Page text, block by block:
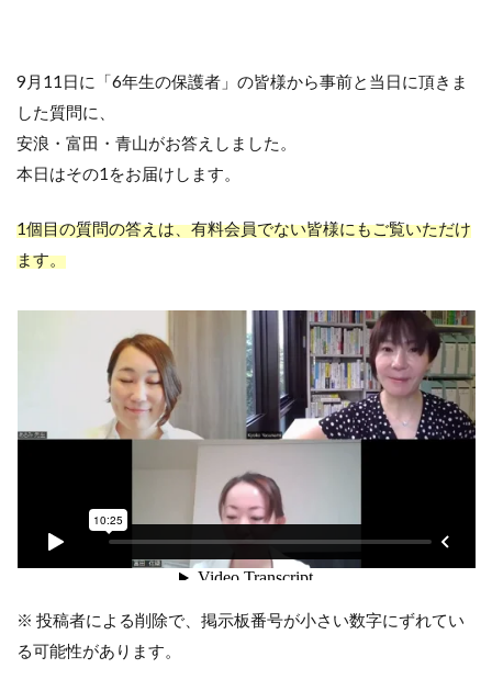
9月11日に「6年生の保護者」の皆様から事前と当日に頂きま
した質問に、
安浪・富田・青山がお答えしました。
本日はその1をお届けします。
1個目の質問の答えは、有料会員でない皆様にもご覧いただけ
ます。
※ 投稿者による削除で、掲示板番号が小さい数字にずれてい
る可能性があります。